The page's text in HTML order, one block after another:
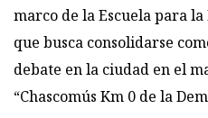
marco de la Escuela para
que busca consolidarse
debate en la ciudad en el
“Chascomús Km 0 de la